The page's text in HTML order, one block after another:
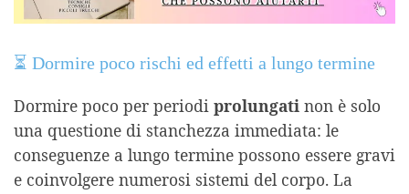
⏳ Dormire poco rischi ed effetti a lungo termine
Dormire poco per periodi prolungati non è solo
una questione di stanchezza immediata: le
conseguenze a lungo termine possono essere gravi
e coinvolgere numerosi sistemi del corpo. La